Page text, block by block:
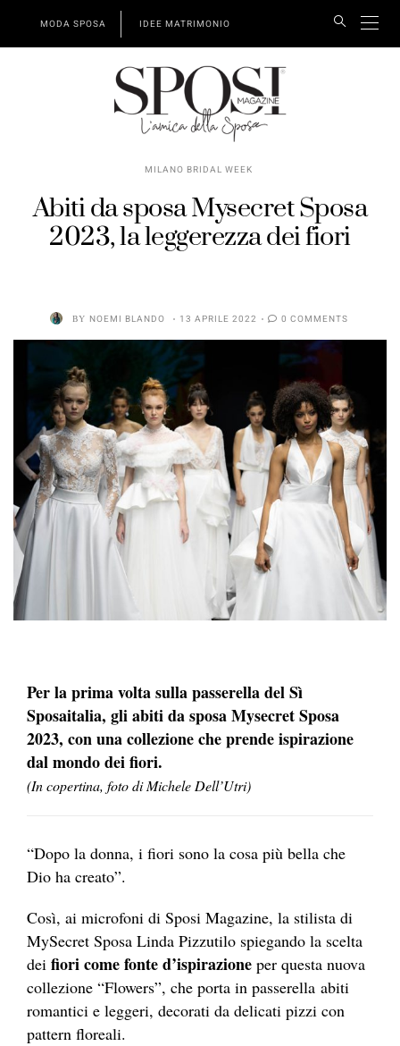
MODA SPOSA IDEE MATRIMONIO
MILANO BRIDAL WEEK
Abiti da sposa Mysecret Sposa
2023, la leggerezza dei fiori
BY NOEMI BLANDO 13 APRILE 2022 0 COMMENTS
Per la prima volta sulla passerella del Sì
Sposaitalia, gli abiti da sposa Mysecret Sposa
2023, con una collezione che prende ispirazione
dal mondo dei fiori.
(In copertina, foto di Michele Dell’Utri)
“Dopo la donna, i fiori sono la cosa più bella che
Dio ha creato”.
Così, ai microfoni di Sposi Magazine, la stilista di
MySecret Sposa Linda Pizzutilo spiegando la scelta
dei fiori come fonte d’ispirazione per questa nuova
collezione “Flowers”, che porta in passerella abiti
romantici e leggeri, decorati da delicati pizzi con
pattern floreali.